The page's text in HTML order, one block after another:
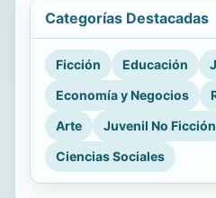
Categorías Destacadas
Ficción Educación
Economía y Negocios
Arte
Juvenil No Ficción
Ciencias Sociales